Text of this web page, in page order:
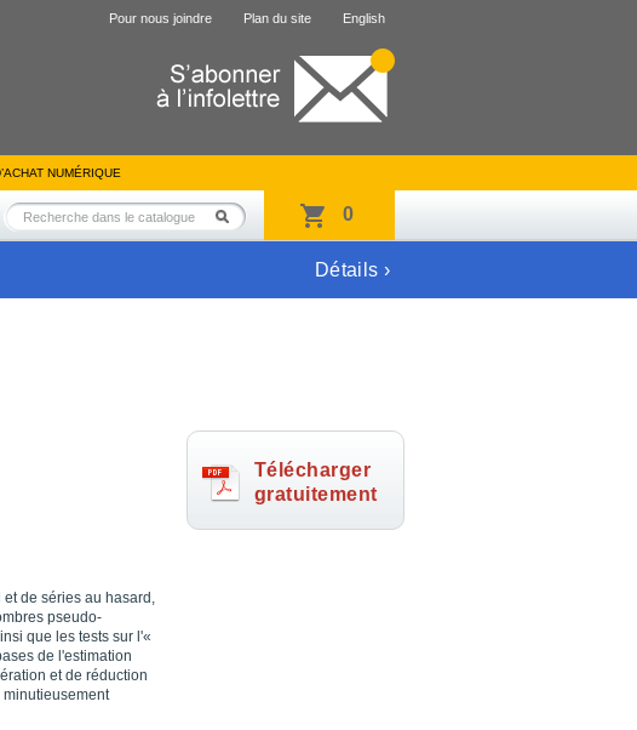
Pour nous joindre Plan du site English
NUMÉRIQUE
0
Détails ›
de séries au hasard,
pseudo-
que les tests sur l'«
de l'estimation
et de réduction
Télécharger
gratuitement